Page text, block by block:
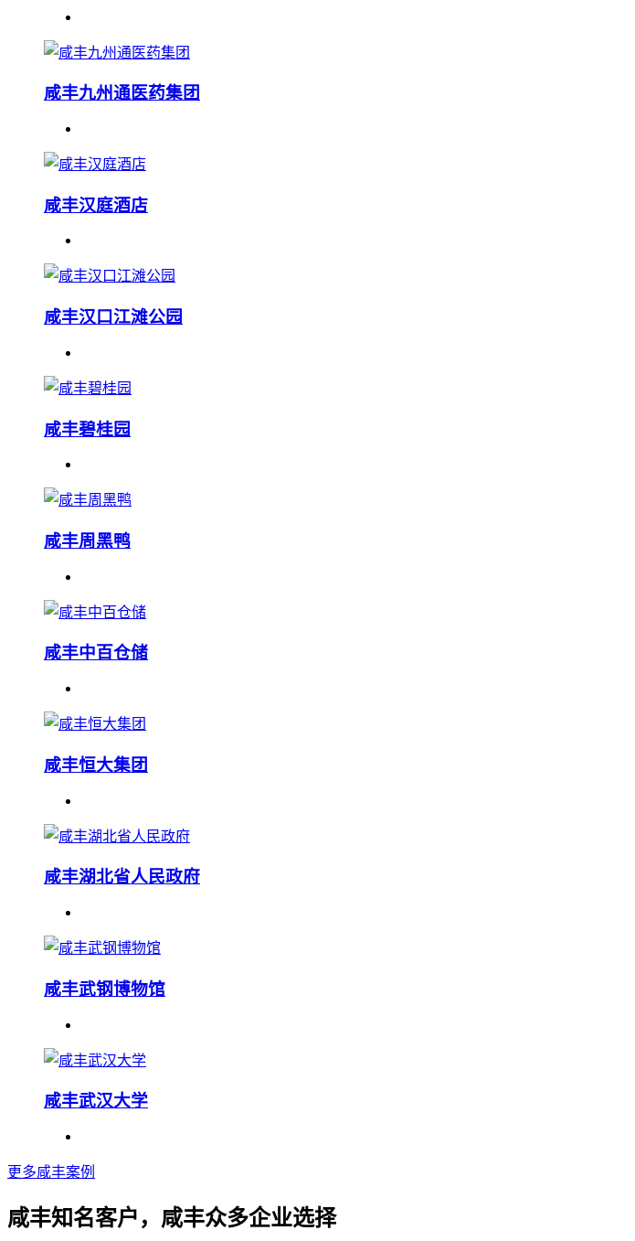
咸丰九州通医药集团
咸丰汉庭酒店
咸丰汉口江滩公园
咸丰碧桂园
咸丰周黑鸭
咸丰中百仓储
咸丰恒大集团
咸丰湖北省人民政府
咸丰武钢博物馆
咸丰武汉大学
更多咸丰案例
咸丰知名客户，咸丰众多企业选择